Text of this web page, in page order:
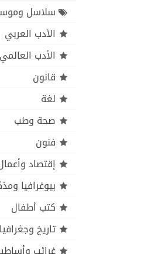
سلاسل
الأدب العربي
الأدب العالمي
قانون
لغة
صحة وطب
فنون
إقتصاد
بيوغرافيا
كتب أطفال
تاريخ وجغرافيا